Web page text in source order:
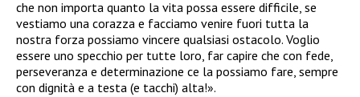
che non importa quanto la vita possa essere difficile, se
vestiamo una corazza e facciamo venire fuori tutta la
nostra forza possiamo vincere qualsiasi ostacolo. Voglio
essere uno specchio per tutte loro, far capire che con fede,
perseveranza e determinazione ce la possiamo fare, sempre
con dignità e a testa (e tacchi) alta!».